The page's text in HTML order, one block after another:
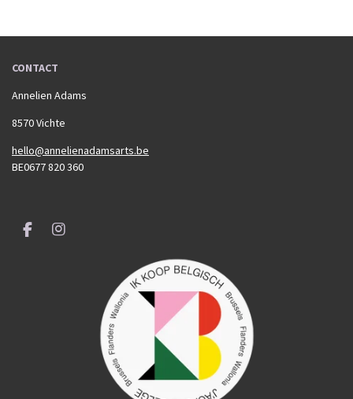
CONTACT
Annelien Adams
8570 Vichte
hello@annelienadamsarts.be
BE0677 820 360
F
I